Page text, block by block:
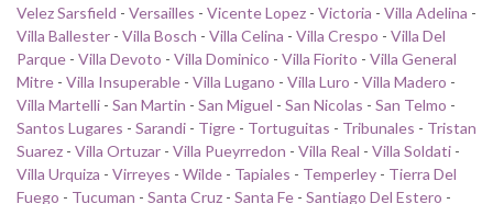
Velez Sarsfield - Versailles - Vicente Lopez - Victoria - Villa Adelina -
Villa Ballester - Villa Bosch - Villa Celina - Villa Crespo - Villa Del
Parque - Villa Devoto - Villa Dominico - Villa Fiorito - Villa General
Mitre - Villa Insuperable - Villa Lugano - Villa Luro - Villa Madero -
Villa Martelli - San Martin - San Miguel - San Nicolas - San Telmo -
Santos Lugares - Sarandi - Tigre - Tortuguitas - Tribunales - Tristan
Suarez - Villa Ortuzar - Villa Pueyrredon - Villa Real - Villa Soldati -
Villa Urquiza - Virreyes - Wilde - Tapiales - Temperley - Tierra Del
Fuego - Tucuman - Santa Cruz - Santa Fe - Santiago Del Estero -